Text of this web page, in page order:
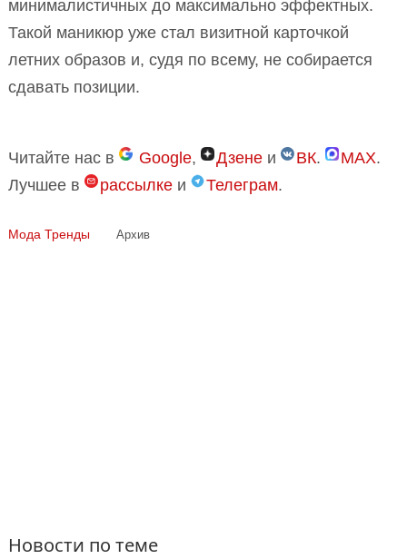
минималистичных до максимально эффектных.
Такой маникюр уже стал визитной карточкой
летних образов и, судя по всему, не собирается
сдавать позиции.
Читайте нас в Google, Дзене и ВК. MAX.
Лучшее в
рассылке и Телеграм.
Мода Тренды Архив
Новости по теме